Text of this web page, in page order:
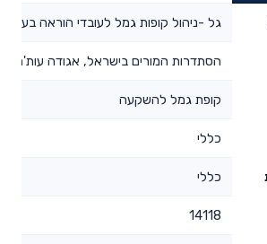
גל -ניהול קופות גמל לעובדי הוראה בע"מ
הסתדרות המורים בישראל, אגודה
קופת גמל להשקעה
כללי
כללי
14118